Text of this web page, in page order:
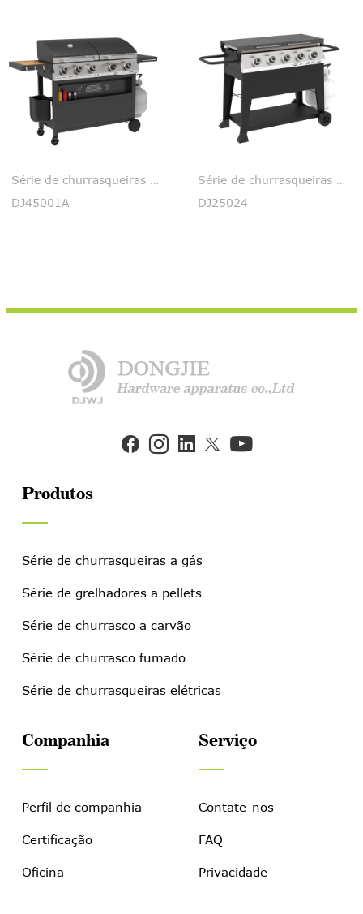
Série de churrasqueiras a gás
DJ45001A
Série de churrasqueiras a gás
DJ25024
 
Produtos
Série de churrasqueiras a gás
Série de grelhadores a pellets
Série de churrasco a carvão
Série de churrasco fumado
Série de churrasqueiras elétricas
Companhia
Perfil de companhia
Certificação
Oficina
Serviço
Contate-nos
FAQ
Privacidade